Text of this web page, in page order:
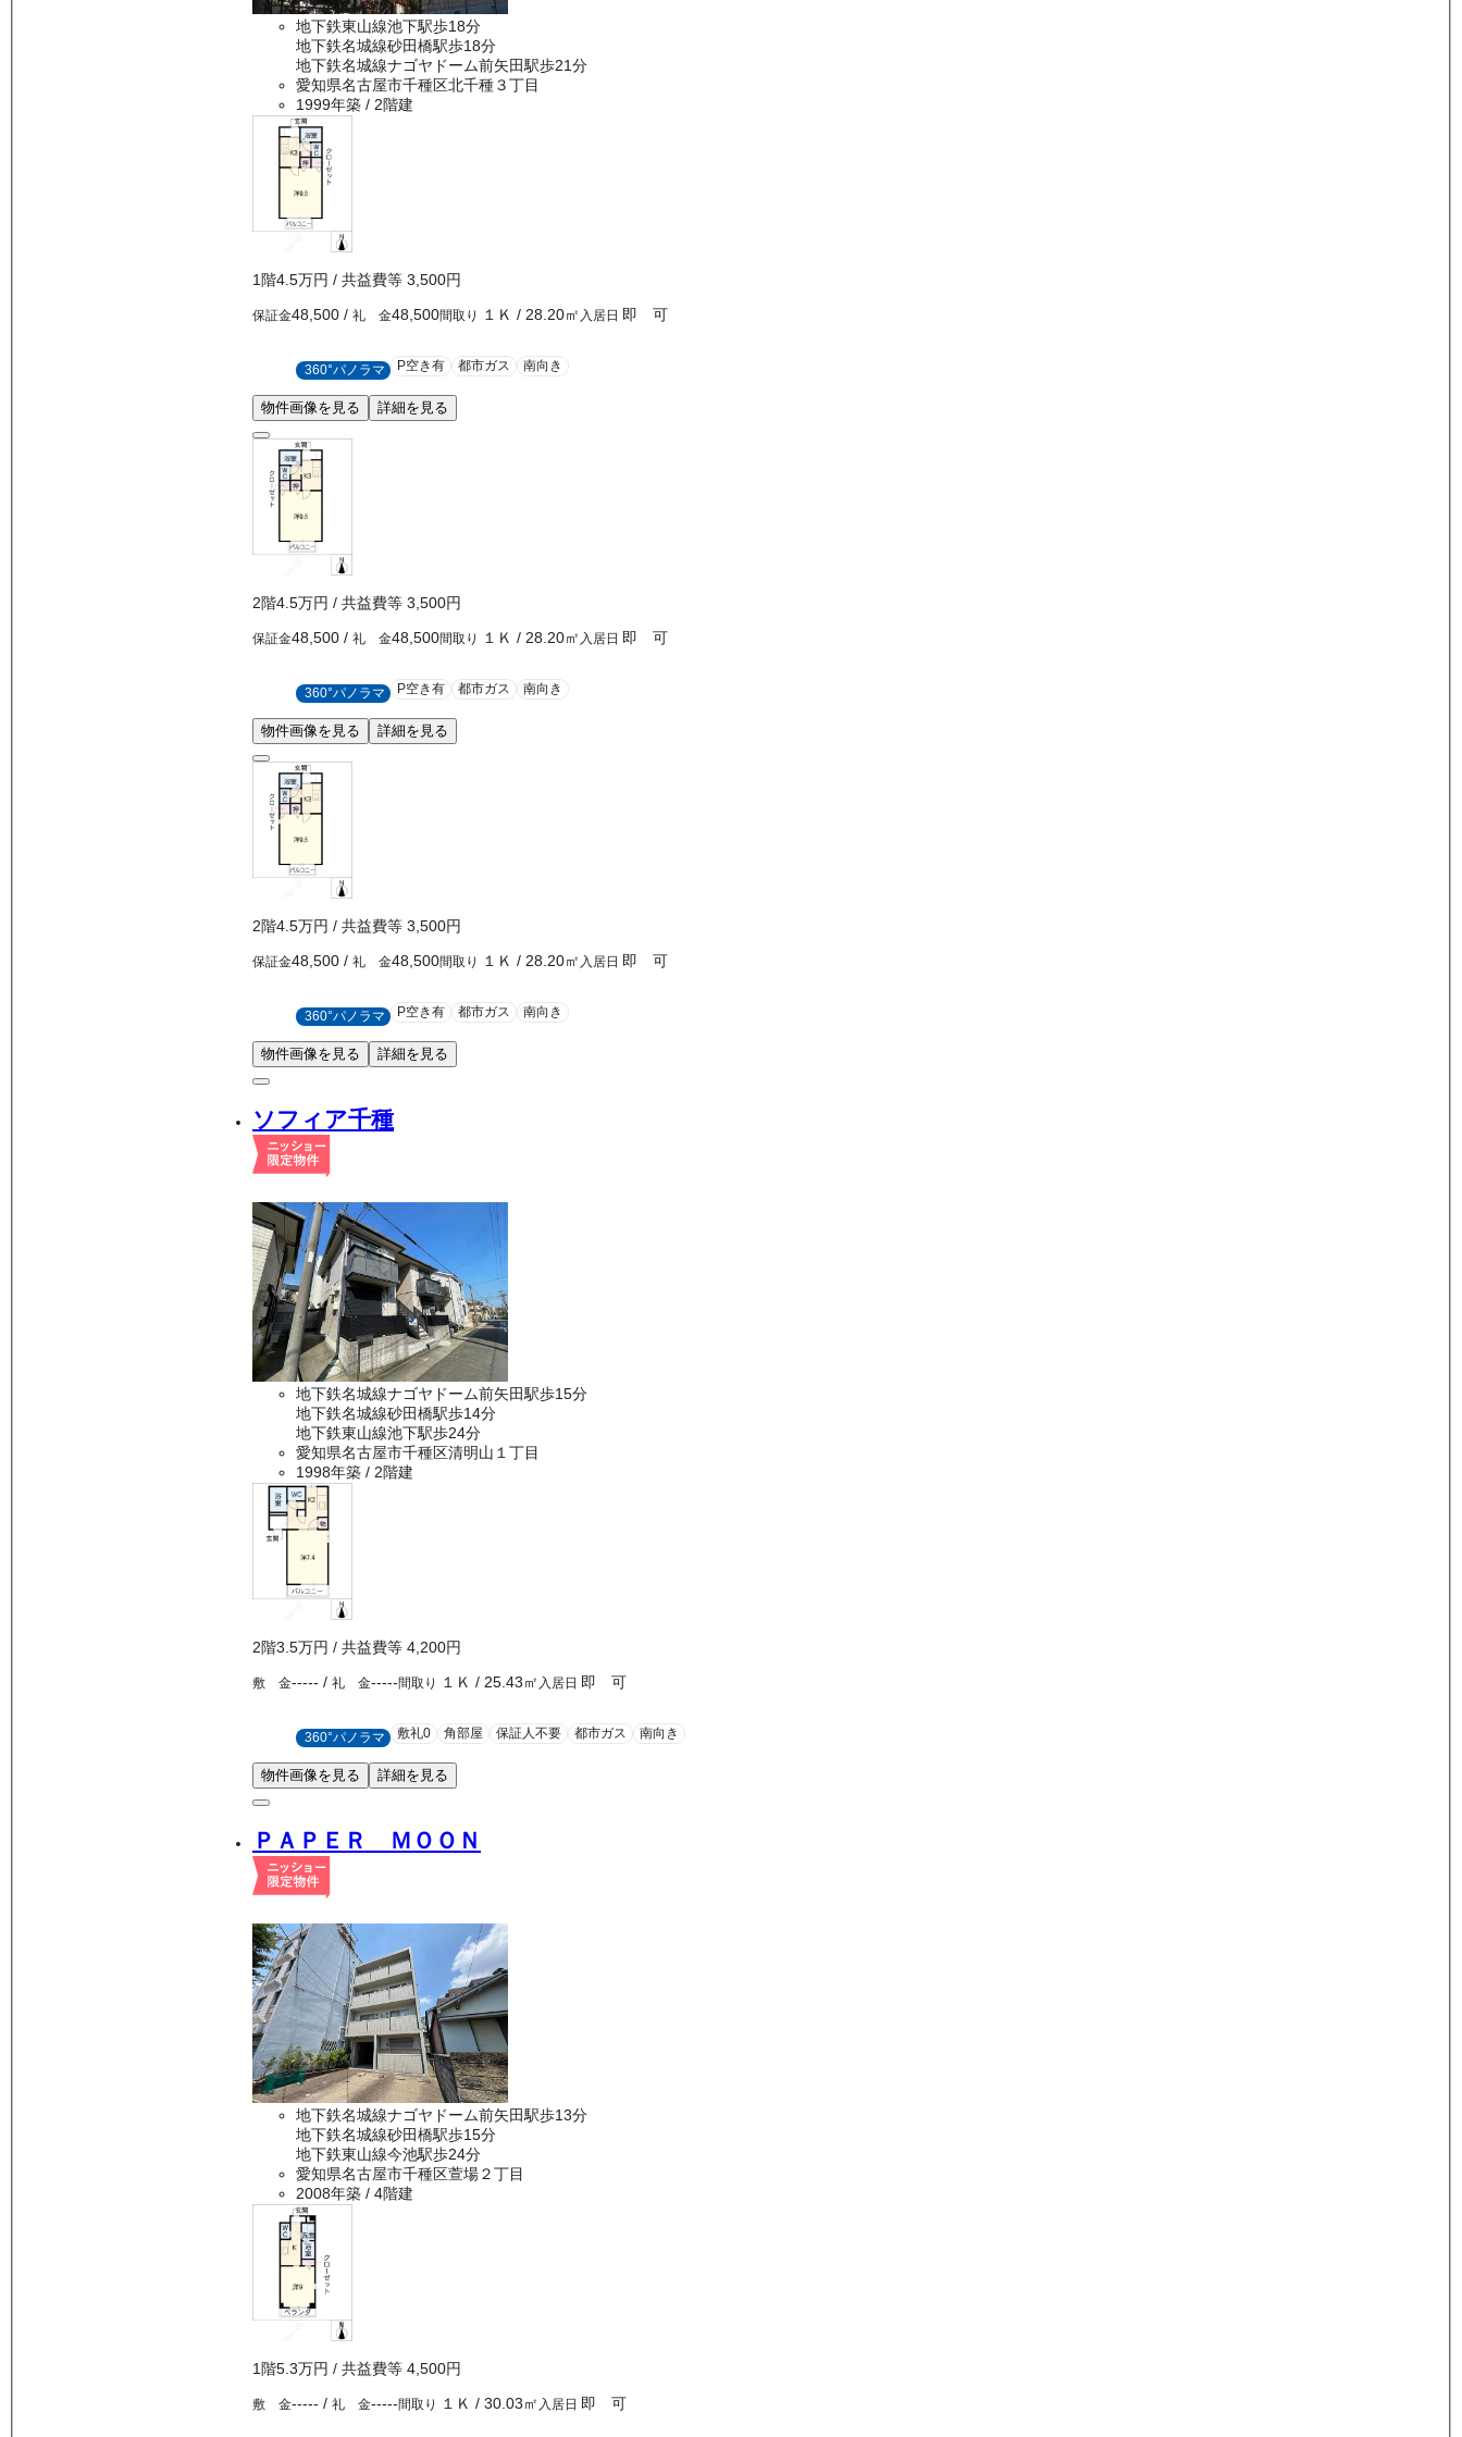
地下鉄東山線池下駅歩18分
地下鉄名城線砂田橋駅歩18分
地下鉄名城線ナゴヤドーム前矢田駅歩21分
愛知県名古屋市千種区北千種３丁目
1999年築 / 2階建
1階4.5万円 / 共益費等 3,500円
保証金48,500 / 礼 金48,500間取り １Ｋ / 28.20㎡ 入居日 即 可
360°パノラマ P空き有 都市ガス 南向き
物件画像を見る 詳細を見る
2階4.5万円 / 共益費等 3,500円
保証金48,500 / 礼 金48,500間取り １Ｋ / 28.20㎡ 入居日 即 可
360°パノラマ P空き有 都市ガス 南向き
物件画像を見る 詳細を見る
2階4.5万円 / 共益費等 3,500円
保証金48,500 / 礼 金48,500間取り １Ｋ / 28.20㎡ 入居日 即 可
360°パノラマ P空き有 都市ガス 南向き
物件画像を見る 詳細を見る
ソフィア千種
地下鉄名城線ナゴヤドーム前矢田駅歩15分
地下鉄名城線砂田橋駅歩14分
地下鉄東山線池下駅歩24分
愛知県名古屋市千種区清明山１丁目
1998年築 / 2階建
2階3.5万円 / 共益費等 4,200円
敷 金----- / 礼 金-----間取り １Ｋ / 25.43㎡ 入居日 即 可
360°パノラマ 敷礼0 角部屋 保証人不要 都市ガス 南向き
物件画像を見る 詳細を見る
ＰＡＰＥＲ ＭＯＯＮ
地下鉄名城線ナゴヤドーム前矢田駅歩13分
地下鉄名城線砂田橋駅歩15分
地下鉄東山線今池駅歩24分
愛知県名古屋市千種区萱場２丁目
2008年築 / 4階建
1 階5.3万円 / 共益費等 4,500円
敷 金----- / 礼 金-----間取り １Ｋ / 30.03㎡ 入居日 即 可